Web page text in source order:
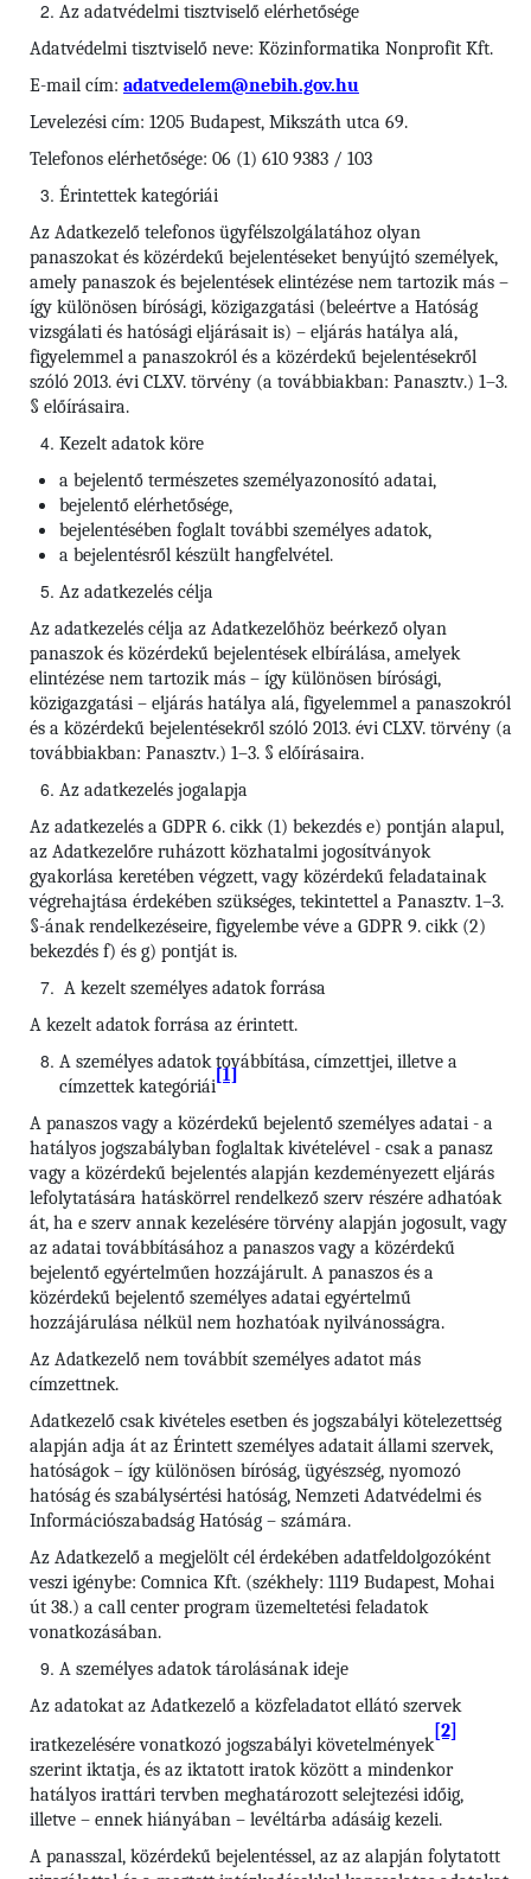
Az adatvédelmi tisztviselő elérhetősége
Adatvédelmi tisztviselő neve: Közinformatika Nonprofit Kft.
E-mail cím: adatvedelem@nebih.gov.hu
Levelezési cím: 1205 Budapest, Mikszáth utca 69.
Telefonos elérhetősége: 06 (1) 610 9383 / 103
Érintettek kategóriái
Az Adatkezelő telefonos ügyfélszolgálatához olyan
panaszokat és közérdekű bejelentéseket benyújtó személyek,
amely panaszok és bejelentések elintézése nem tartozik más –
így különösen bírósági, közigazgatási (beleértve a Hatóság
vizsgálati és hatósági eljárásait is) – eljárás hatálya alá,
figyelemmel a panaszokról és a közérdekű bejelentésekről
szóló 2013. évi CLXV. törvény (a továbbiakban: Panasztv.) 1–3.
§ előírásaira.
Kezelt adatok köre
a bejelentő természetes személyazonosító adatai,
bejelentő elérhetősége,
bejelentésében foglalt további személyes adatok,
a bejelentésről készült hangfelvétel.
Az adatkezelés célja
Az adatkezelés célja az Adatkezelőhöz beérkező olyan
panaszok és közérdekű bejelentések elbírálása, amelyek
elintézése nem tartozik más – így különösen bírósági,
közigazgatási – eljárás hatálya alá, figyelemmel a panaszokról
és a közérdekű bejelentésekről szóló 2013. évi CLXV. törvény (a
továbbiakban: Panasztv.) 1–3. § előírásaira.
Az adatkezelés jogalapja
Az adatkezelés a GDPR 6. cikk (1) bekezdés e) pontján alapul,
az Adatkezelőre ruházott közhatalmi jogosítványok
gyakorlása keretében végzett, vagy közérdekű feladatainak
végrehajtása érdekében szükséges, tekintettel a Panasztv. 1–3.
§-ának rendelkezéseire, figyelembe véve a GDPR 9. cikk (2)
bekezdés f) és g) pontját is.
A kezelt személyes adatok forrása
A kezelt adatok forrása az érintett.
A személyes adatok továbbítása, címzettjei, illetve a
címzettek kategóriái
[1]
A panaszos vagy a közérdekű bejelentő személyes adatai - a
hatályos jogszabályban foglaltak kivételével - csak a panasz
vagy a közérdekű bejelentés alapján kezdeményezett eljárás
lefolytatására hatáskörrel rendelkező szerv részére adhatóak
át, ha e szerv annak kezelésére törvény alapján jogosult, vagy
az adatai továbbításához a panaszos vagy a közérdekű
bejelentő egyértelműen hozzájárult. A panaszos és a
közérdekű bejelentő személyes adatai egyértelmű
hozzájárulása nélkül nem hozhatóak nyilvánosságra.
Az Adatkezelő nem továbbít személyes adatot más
címzettnek.
Adatkezelő csak kivételes esetben és jogszabályi kötelezettség
alapján adja át az Érintett személyes adatait állami szervek,
hatóságok – így különösen bíróság, ügyészség, nyomozó
hatóság és szabálysértési hatóság, Nemzeti Adatvédelmi és
Információszabadság Hatóság – számára.
Az Adatkezelő a megjelölt cél érdekében adatfeldolgozóként
veszi igénybe: Comnica Kft. (székhely: 1119 Budapest, Mohai
út 38.) a call center program üzemeltetési feladatok
vonatkozásában.
A személyes adatok tárolásának ideje
Az adatokat az Adatkezelő a közfeladatot ellátó szervek
iratkezelésére vonatkozó jogszabályi követelmények
[2]
szerint iktatja, és az iktatott iratok között a mindenkor
hatályos irattári tervben meghatározott selejtezési időig,
illetve – ennek hiányában – levéltárba adásáig kezeli.
A panasszal, közérdekű bejelentéssel, az az alapján folytatott